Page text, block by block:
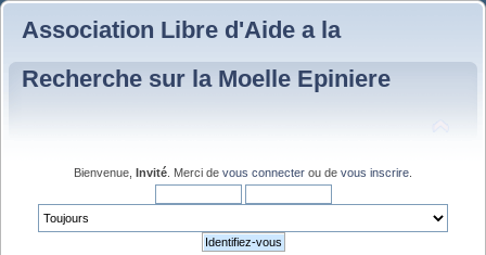
Association Libre d'Aide a la
Recherche sur la Moelle Epiniere
Bienvenue, Invité . Merci de vous connecter ou de vous inscrire